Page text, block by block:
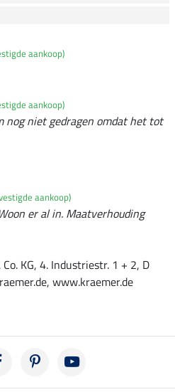
aankoop)
aankoop)
nog niet gedragen omdat het tot
aankoop)
er al in. Maatverhouding
KG, 4. Industriestr. 1 + 2, D
www.kraemer.de